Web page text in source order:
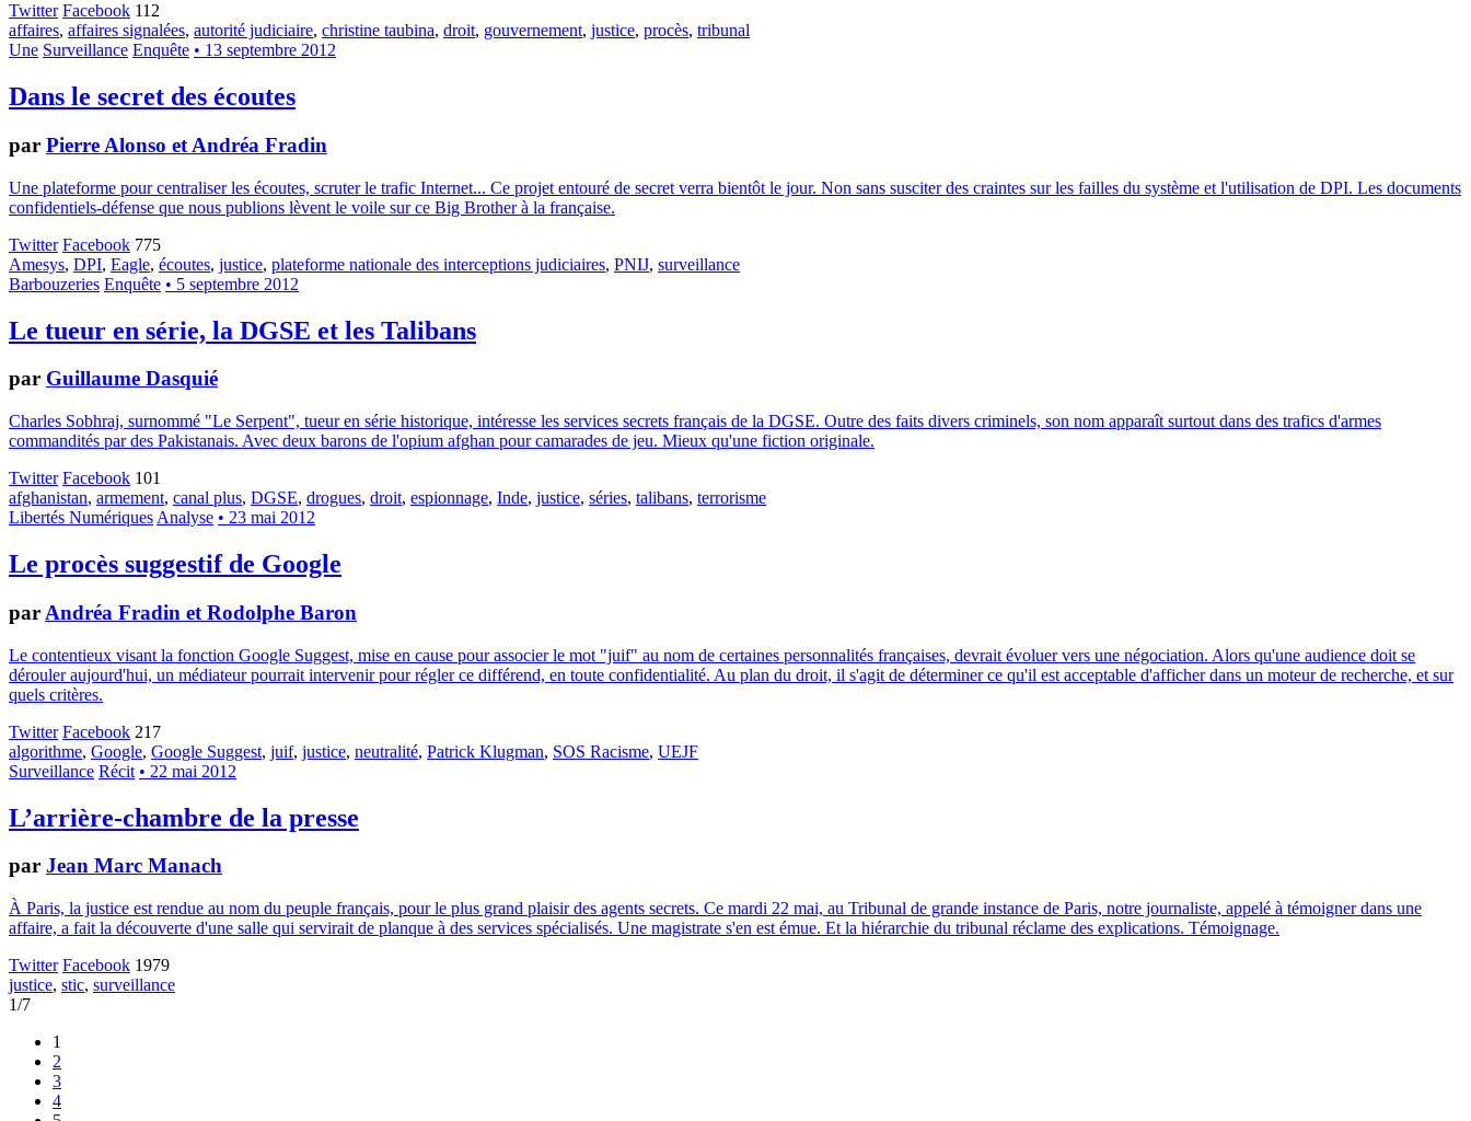
Twitter Facebook 112
affaires, affaires signalées, autorité judiciaire, christine taubina, droit, gouvernement, justice, procès, tribunal
Une Surveillance Enquête • 13 septembre 2012
Dans le secret des écoutes
par Pierre Alonso et Andréa Fradin
Une plateforme pour centraliser les écoutes, scruter le trafic Internet... Ce projet entouré de secret verra bientôt le jour. Non sans susciter des craintes sur les failles du système et l'utilisation de DPI. Les documents
confidentiels-défense que nous publions lèvent le voile sur ce Big Brother à la française.
Twitter Facebook 775
Amesys, DPI, Eagle, écoutes, justice, plateforme nationale des interceptions judiciaires, PNIJ, surveillance
Barbouzeries Enquête • 5 septembre 2012
Le tueur en série, la DGSE et les Talibans
par Guillaume Dasquié
Charles Sobhraj, surnommé "Le Serpent", tueur en série historique, intéresse les services secrets français de la DGSE. Outre des faits divers criminels, son nom apparaît surtout dans des trafics d'armes
commandités par des Pakistanais. Avec deux barons de l'opium afghan pour camarades de jeu. Mieux qu'une fiction originale.
Twitter Facebook 101
afghanistan, armement, canal plus, DGSE, drogues, droit, espionnage, Inde, justice, séries, talibans, terrorisme
Libertés Numériques Analyse • 23 mai 2012
Le procès suggestif de Google
par Andréa Fradin et Rodolphe Baron
Le contentieux visant la fonction Google Suggest, mise en cause pour associer le mot "juif" au nom de certaines personnalités françaises, devrait évoluer vers une négociation. Alors qu'une audience doit se
dérouler aujourd'hui, un médiateur pourrait intervenir pour régler ce différend, en toute confidentialité. Au plan du droit, il s'agit de déterminer ce qu'il est acceptable d'afficher dans un moteur de recherche, et sur
quels critères.
Twitter Facebook 217
algorithme, Google, Google Suggest, juif, justice, neutralité, Patrick Klugman, SOS Racisme, UEJF
Surveillance Récit • 22 mai 2012
L’arrière-chambre de la presse
par Jean Marc Manach
À Paris, la justice est rendue au nom du peuple français, pour le plus grand plaisir des agents secrets. Ce mardi 22 mai, au Tribunal de grande instance de Paris, notre journaliste, appelé à témoigner dans une
affaire, a fait la découverte d'une salle qui servirait de planque à des services spécialisés. Une magistrate s'en est émue. Et la hiérarchie du tribunal réclame des explications. Témoignage.
Twitter Facebook 1979
justice, stic, surveillance
1/7
1
2
3
4